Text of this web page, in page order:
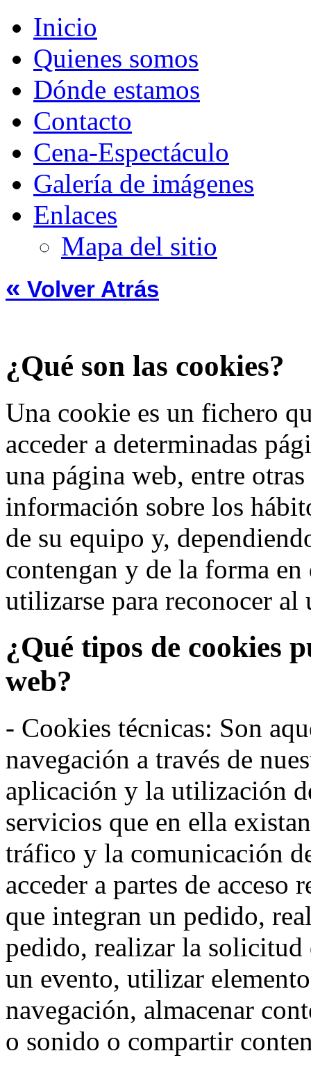
Inicio
Quienes somos
Dónde estamos
Contacto
Cena-Espectáculo
Galería de imágenes
Enlaces
Mapa del sitio
« Volver Atrás
¿Qué son las cookies?
Una cookie es un fichero
acceder a determinadas
una página web, entre
información sobre los
de su equipo y,
contengan y de la forma
utilizarse para reconocer al
¿Qué tipos de cookies
web?
- Cookies técnicas: Son
navegación a través de
aplicación y la utilización
servicios que en ella
tráfico y la comunicación
acceder a partes de
que integran un pedido,
pedido, realizar la
un evento, utilizar
navegación, almacenar
o sonido o compartir